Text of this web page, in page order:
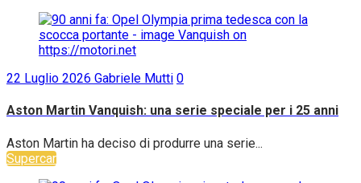
22 Luglio 2026 Gabriele Mutti 0
Aston Martin Vanquish: una serie speciale per i 25 anni
Aston Martin ha deciso di produrre una serie...
Supercar